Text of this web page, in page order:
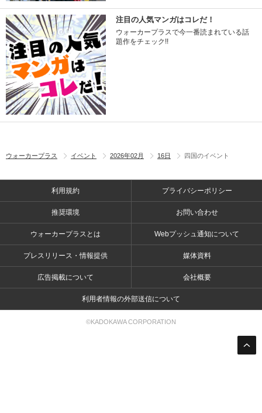
注目の人気マンガはコレだ！
ウォーカープラスで今一番読まれている話
題作をチェック!!
ウォーカープラス イベント 2026年02月 16日 四国のイベント
利用規約 プライバシーポリシー
推奨環境 お問い合わせ
ウォーカープラスとは Webプッシュ通知について
プレスリリース・情報提供 媒体資料
広告掲載について 会社概要
利用者情報の外部送信について
©KADOKAWA CORPORATION